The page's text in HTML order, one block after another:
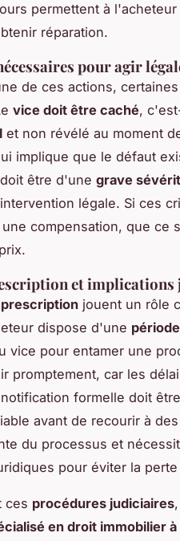
permettent à
réparation.
pour agir
de ces actions,
vice doit être caché,
et non révélé au moment
implique que le défaut
être d'une grave
légale. Si ces
compensation, que ce
et
jouent un rôle
dispose d'une
vice pour entamer une
promptement, car les
formelle doit
avant de recourir à
du processus et
pour éviter la
ces procédures judiciaires
en droit immobilier à